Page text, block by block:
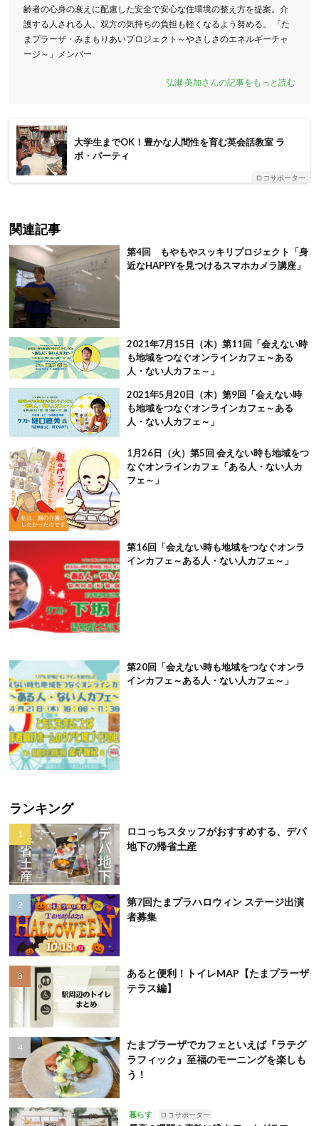
齢者の心身の衰えに配慮した安全で安心な住環境の整え方を提案。介
護する人される人、双方の気持ちの負担も軽くなるよう努める。 「た
まプラーザ・みまもりあいプロジェクト～やさしさのエネルギーチャ
ージ～」メンバー
弘瀬 美加さんの記事をもっと読む
大学生までOK！豊かな人間性を育む英会話教室 ラ
ボ・パーティ
ロコサポーター
関連記事
第4回 もやもやスッキリプロジェクト「身
近なHAPPYを見つけるスマホカメラ講座」
2021年7月15日（木）第11回「会えない時
も地域をつなぐオンラインカフェ～ある
人・ない人カフェ～」
2021年5月20日（木）第9回「会えない時
も地域をつなぐオンラインカフェ～ある
人・ない人カフェ～」
1月26日（火）第5回 会えない時も地域をつ
なぐオンラインカフェ「ある人・ない人カ
フェ～」
第16回「会えない時も地域をつなぐオンラ
インカフェ～ある人・ない人カフェ～」
第20回「会えない時も地域をつなぐオンラ
インカフェ～ある人・ない人カフェ～」
ランキング
ロコっちスタッフがおすすめする、デパ
地下の帰省土産
第7回たまプラハロウィン ステージ出演
者募集
あると便利！トイレMAP【たまプラーザ
テラス編】
たまプラーザでカフェといえば『ラテグ
ラフィック』至福のモーニングを楽しも
う！
暮らす ロコサポーター